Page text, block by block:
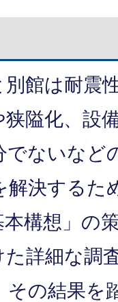
館は耐震
隘化、設
でないなど
解決するた
本構想」の
詳細な調
その結果を